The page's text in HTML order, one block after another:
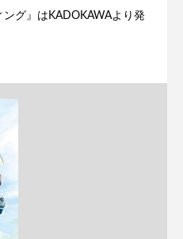
グ』はKADOKAWAより発